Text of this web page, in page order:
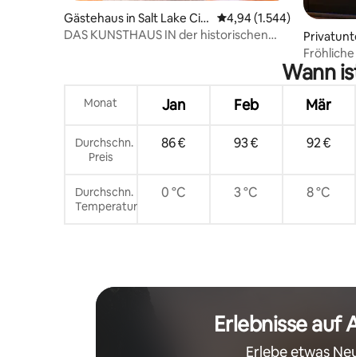
Gästehaus in Salt Lake Cit
y
Durchschnittliche
4,94 (1.544)
DAS KUNSTHAUS IN der historischen
City
Grill und
Wann
Monat Jan Feb Mär
Durchschn.
Preis
86 € 93 € 92 €
Durchschn.
Temperatur
0 °C 3 °C 8 °C
Erlebnisse auf
Erlebe etwas